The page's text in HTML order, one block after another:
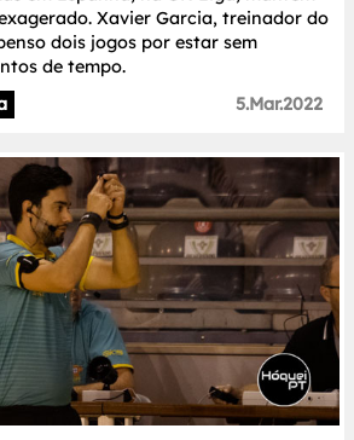
Xavier Garcia, treinador do
dois jogos por estar sem
de tempo.
5.Mar.2022